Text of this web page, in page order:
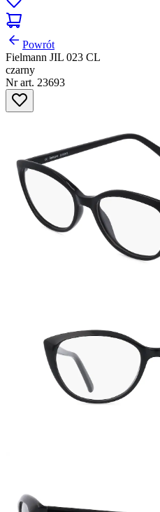
Powrót
Fielmann JIL 023 CL
czarny
Nr art. 23693